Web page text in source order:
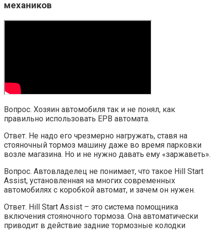
механиков
Вопрос. Хозяин автомобиля так и не понял, как
правильно использовать EPB автомата.
Ответ. Не надо его чрезмерно нагружать, ставя на
стояночный тормоз машину даже во время парковки
возле магазина. Но и не нужно давать ему «заржаветь».
Вопрос. Автовладелец не понимает, что такое Hill Start
Assist, установленная на многих современных
автомобилях с коробкой автомат, и зачем он нужен.
Ответ. Hill Start Assist – это система помощника
включения стояночного тормоза. Она автоматически
приводит в действие задние тормозные колодки